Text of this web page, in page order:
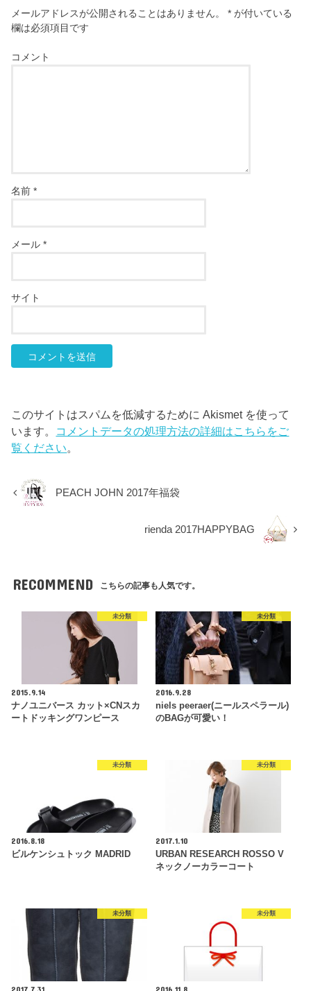
メールアドレスが公開されることはありません。 * が付いている
欄は必須項目です
コメント
名前*
メール*
サイト
このサイトはスパムを低減するために Akismet を使って
います。 コメントデータの処理方法の詳細はこちらをご
覧ください。
PEACH JOHN 2017年福袋
rienda 2017HAPPYBAG
RECOMMEND こちらの記事も人気です。
未分類
2015.9.14
ナノユニバース カット×CNスカ
ートドッキングワンピース
未分類
2016.9.28
niels peeraer(ニールスペラール)
のBAGが可愛い！
未分類
2016.8.18
ビルケンシュトック MADRID
未分類
2017.1.10
URBAN RESEARCH ROSSO V
ネックノーカラーコート
未分類
2017.7.31
未分類
2016.11.8